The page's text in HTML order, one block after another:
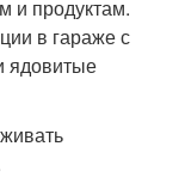
и продуктам.
в гараже с
ядовитые